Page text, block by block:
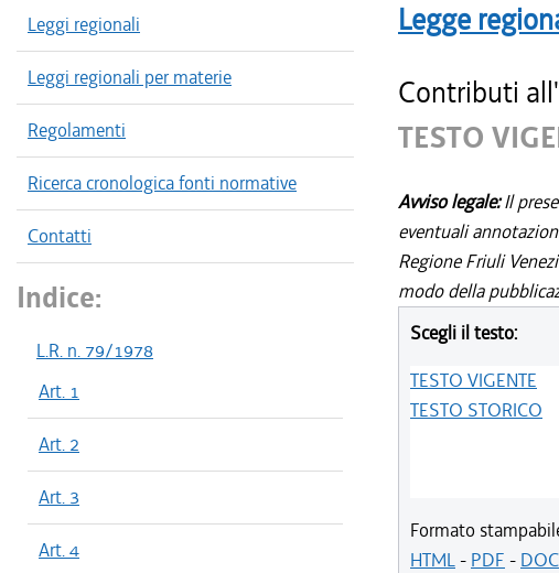
Leggi regionali
Leggi regionali per materie
Regolamenti
Ricerca cronologica fonti normative
Contatti
Indice:
L.R. n. 79/1978
Art. 1
Art. 2
Art. 3
Art. 4
Legge
Contributi
TESTO
Avviso legale:Il
eventuali
Regione Friuli
modo della
Scegli il testo:
TESTO VIGENTE
TESTO STORICO
Formato
HTML- PDF - DOC